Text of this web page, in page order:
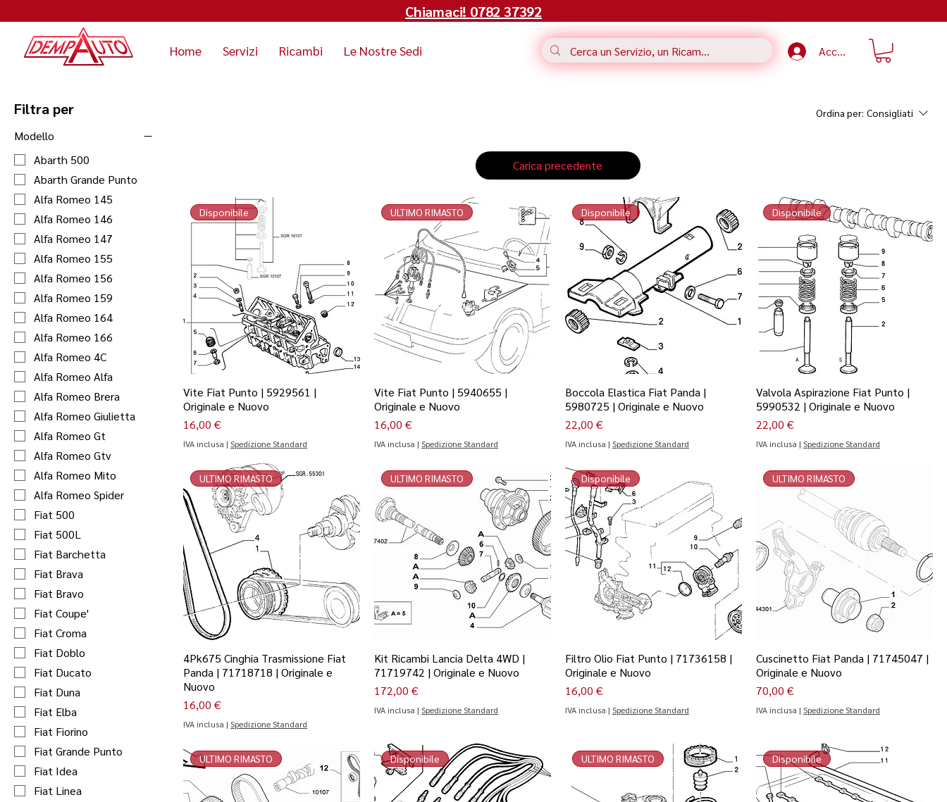
Chiamaci! 0782 37392
Accedi
Home Servizi Ricambi Le Nostre Sedi
Filtra per
Modello
Abarth 500
Abarth Grande Punto
Alfa Romeo 145
Alfa Romeo 146
Alfa Romeo 147
Alfa Romeo 155
Alfa Romeo 156
Alfa Romeo 159
Alfa Romeo 164
Alfa Romeo 166
Alfa Romeo 4C
Alfa Romeo Alfa
Alfa Romeo Brera
Alfa Romeo Giulietta
Alfa Romeo Gt
Alfa Romeo Gtv
Alfa Romeo Mito
Alfa Romeo Spider
Fiat 500
Fiat 500L
Fiat Barchetta
Fiat Brava
Fiat Bravo
Fiat Coupe'
Fiat Croma
Fiat Doblo
Fiat Ducato
Fiat Duna
Fiat Elba
Fiat Fiorino
Fiat Grande Punto
Fiat Idea
Fiat Linea
Ordina per: Consigliati
Carica precedente
Disponibile
Vite Fiat Punto | 5929561 |
Originale e Nuovo
Prezzo
16,00 €
IVA inclusa | Spedizione Standard
ULTIMO RIMASTO
Vite Fiat Punto | 5940655 |
Originale e Nuovo
Prezzo
16,00 €
IVA inclusa | Spedizione Standard
Disponibile
Boccola Elastica Fiat Panda |
5980725 | Originale e Nuovo
Prezzo
22,00 €
IVA inclusa | Spedizione Standard
Disponibile
Valvola Aspirazione Fiat Punto |
5990532 | Originale e Nuovo
Prezzo
22,00 €
IVA inclusa | Spedizione Standard
ULTIMO RIMASTO
4Pk675 Cinghia Trasmissione Fiat
Panda | 71718718 | Originale e
Nuovo
Prezzo
16,00 €
IVA inclusa | Spedizione Standard
ULTIMO RIMASTO
Kit Ricambi Lancia Delta 4WD |
71719742 | Originale e Nuovo
Prezzo
172,00 €
IVA inclusa | Spedizione Standard
Disponibile
Filtro Olio Fiat Punto | 71736158 |
Originale e Nuovo
Prezzo
16,00 €
IVA inclusa | Spedizione Standard
ULTIMO RIMASTO
Cuscinetto Fiat Panda | 71745047 |
Originale e Nuovo
Prezzo
70,00 €
IVA inclusa | Spedizione Standard
ULTIMO RIMASTO Disponibile ULTIMO RIMASTO Disponibile